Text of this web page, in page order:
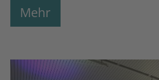
Mehr